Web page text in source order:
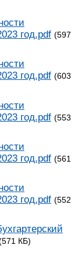
год.pdf (597
год.pdf (603
год.pdf (553
год.pdf (561
год.pdf (552
КБ)